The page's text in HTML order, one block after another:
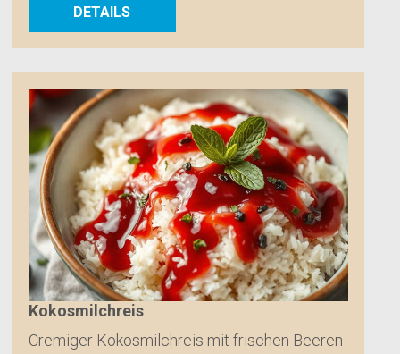
DETAILS
Kokosmilchreis
Cremiger Kokosmilchreis mit frischen Beeren